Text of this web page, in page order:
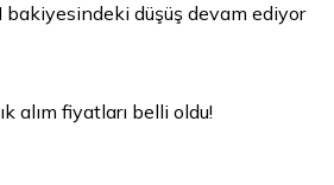
bakiyesindeki düşüş devam ediyor
alım fiyatları belli oldu!